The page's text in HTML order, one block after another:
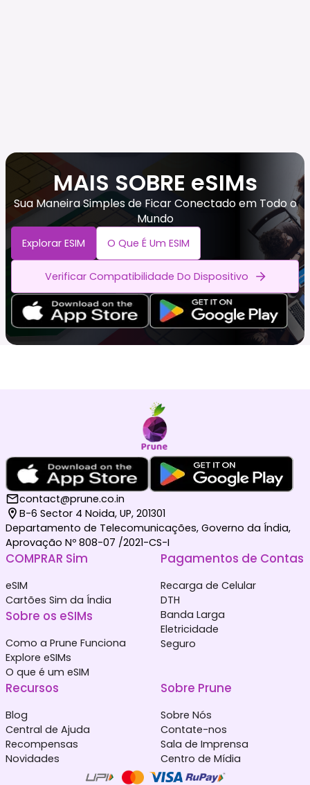
MAIS SOBRE eSIMs
Sua Maneira Simples de Ficar Conectado em Todo o
Mundo
Explorar ESIM O Que É Um ESIM
Verificar Compatibilidade Do Dispositivo
contact@prune.co.in
B-6 Sector 4 Noida, UP, 201301
Departamento de Telecomunicações, Governo da Índia,
Aprovação Nº 808-07 /2021-CS-I
COMPRAR Sim
eSIM
Cartões Sim da Índia
Sobre os eSIMs
Como a Prune Funciona
Explore eSIMs
O que é um eSIM
Pagamentos de Contas
Recarga de Celular
DTH
Banda Larga
Eletricidade
Seguro
Recursos
Blog
Central de Ajuda
Recompensas
Novidades
Sobre Prune
Sobre Nós
Contate-nos
Sala de Imprensa
Centro de Mídia